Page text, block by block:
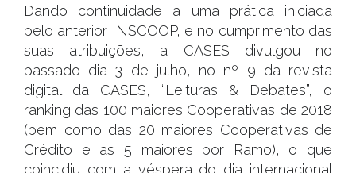
JULHO
Dando continuidade a uma prática iniciada
pelo anterior INSCOOP, e no cumprimento das
suas atribuições, a CASES divulgou no
passado dia 3 de julho, no nº 9 da revista
digital da CASES, “Leituras & Debates”, o
ranking das 100 maiores Cooperativas de 2018
(bem como das 20 maiores Cooperativas de
Crédito e as 5 maiores por Ramo), o que
coincidiu com a véspera do dia internacional